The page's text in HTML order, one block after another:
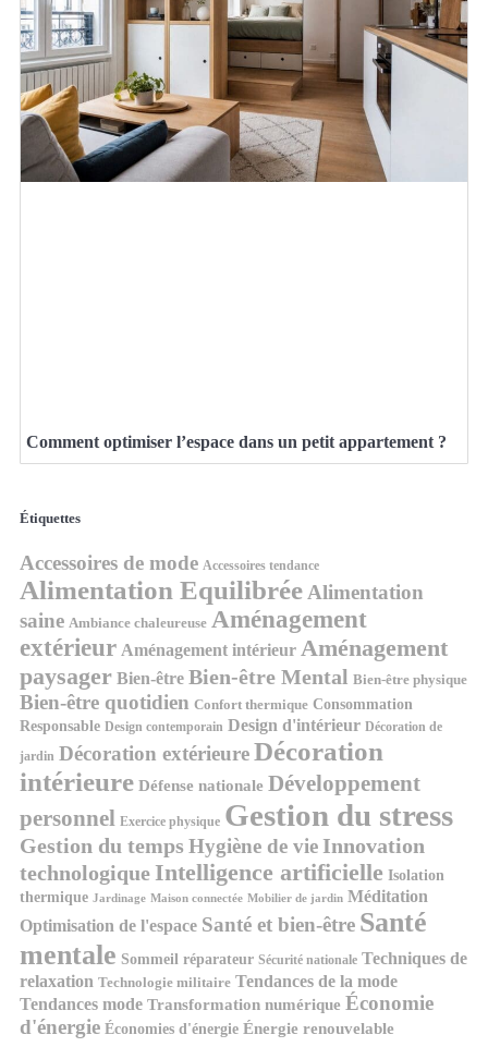
Comment optimiser l’espace dans un petit appartement ?
Étiquettes
Accessoires de mode Accessoires tendance
Alimentation Equilibrée Alimentation
saine Ambiance chaleureuse Aménagement
extérieur Aménagement intérieur Aménagement
paysager Bien-être Bien-être Mental Bien-être physique
Bien-être quotidien Confort thermique Consommation
Responsable Design contemporain Design d'intérieur Décoration de
jardin Décoration extérieureDécoration
intérieure Défense nationale Développement
personnel Exercice physique Gestion du stress
Gestion du temps Hygiène de vie Innovation
technologique Intelligence artificielle Isolation
thermique Jardinage Maison connectée Mobilier de jardin Méditation
Optimisation de l'espace Santé et bien-être Santé
mentale Sommeil réparateur Sécurité nationale Techniques de
relaxation Technologie militaire Tendances de la mode
Tendances mode Transformation numérique Économie
d'énergie Économies d'énergie Énergie renouvelable